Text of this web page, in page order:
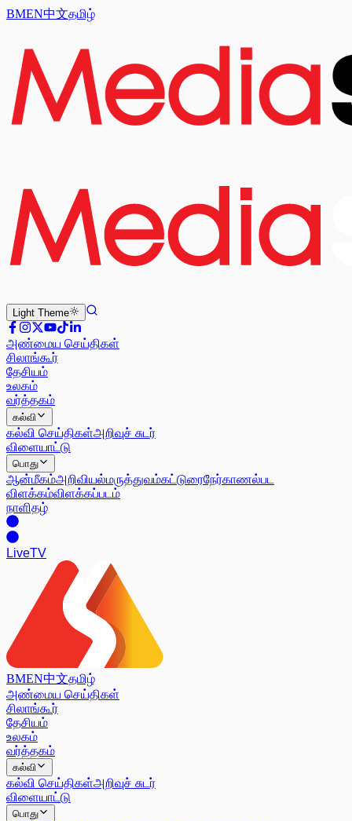
BMEN中文தமிழ்
Light Theme
அண்மைய செய்திகள்
சிலாங்கூர்
தேசியம்
உலகம்
வர்த்தகம்
கல்வி
கல்வி செய்திகள்அறிவுச் சுடர்
விளையாட்டு
பொது
ஆன்மீகம்அறிவியல்மருத்துவம்கட்டுரைநேர்காணல்பட
விளக்கம்விளக்கப்படம்
நாளிதழ்
LiveTV
BMEN中文தமிழ்
அண்மைய செய்திகள்
சிலாங்கூர்
தேசியம்
உலகம்
வர்த்தகம்
கல்வி
கல்வி செய்திகள்அறிவுச் சுடர்
விளையாட்டு
பொது